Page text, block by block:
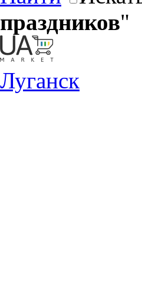
праздников"
Луганск